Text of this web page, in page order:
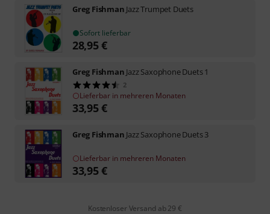
Greg Fishman Jazz Trumpet Duets
Sofort lieferbar
28,95€
Greg Fishman Jazz Saxophone Duets 1
2
Lieferbar in mehreren Monaten
33,95€
Greg Fishman Jazz Saxophone Duets 3
Lieferbar in mehreren Monaten
33,95€
Kostenloser Versand ab 29 €